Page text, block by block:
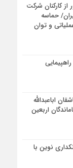
کارکنان شرکت
حماسه
و توان
منطقه ۱۲ از عاشقان اباعبدالله
اربعین
نوین با